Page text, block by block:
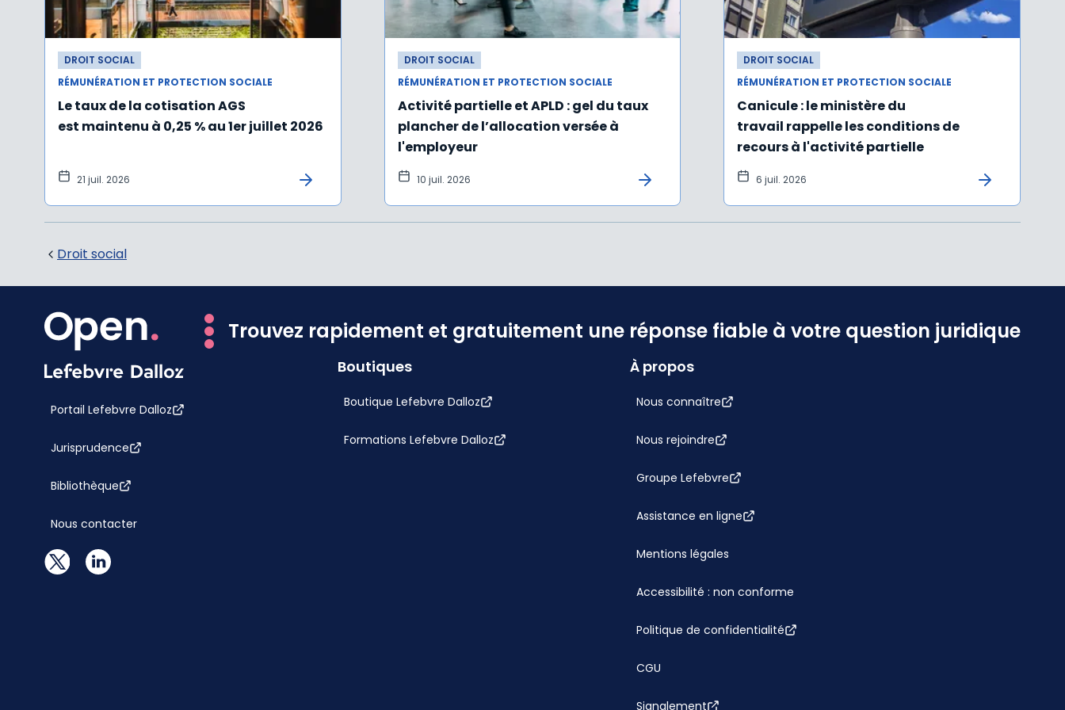
DROIT SOCIAL
RÉMUNÉRATION ET PROTECTION SOCIALE
Le taux de la cotisation AGS
est maintenu à 0,25 % au 1er juillet 2026
21 juil. 2026
DROIT SOCIAL
RÉMUNÉRATION ET PROTECTION SOCIALE
Activité partielle et APLD : gel du taux
plancher de l’allocation versée à
l'employeur
10 juil. 2026
DROIT SOCIAL
RÉMUNÉRATION ET PROTECTION SOCIALE
Canicule : le ministère du
travail rappelle les conditions de
recours à l'activité partielle
6 juil. 2026
Droit social
Trouvez rapidement et gratuitement une réponse fiable à votre question juridique
Portail Lefebvre Dalloz
Jurisprudence
Bibliothèque
Nous contacter
Boutiques
Boutique Lefebvre Dalloz
Formations Lefebvre Dalloz
À propos
Nous connaître
Nous rejoindre
Groupe Lefebvre
Assistance en ligne
Mentions légales
Accessibilité : non conforme
Politique de confidentialité
CGU
Signalement